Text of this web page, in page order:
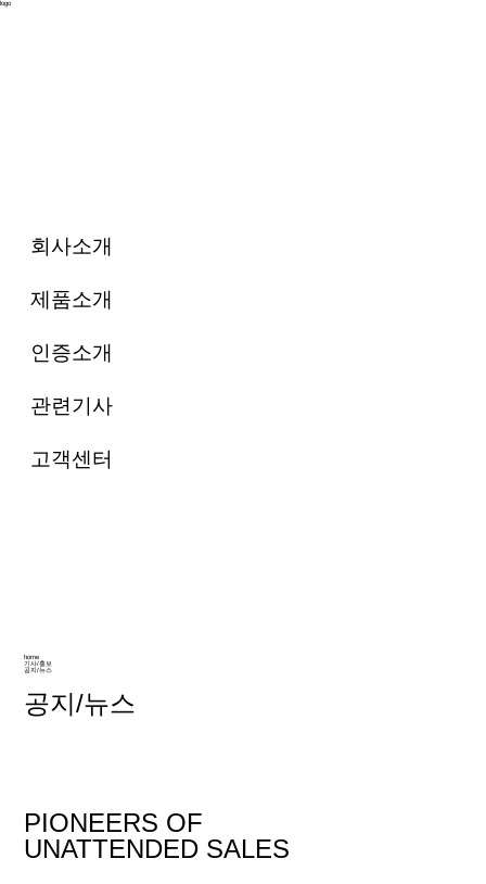
logo
회사소개
제품소개
인증소개
관련기사
고객센터
home
기사/홍보
공지/뉴스
공지/뉴스
PIONEERS OF
UNATTENDED SALES